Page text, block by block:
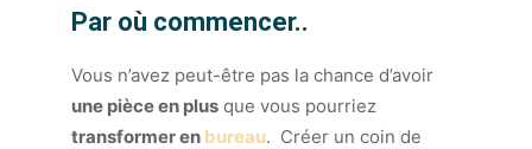
Par où commencer..
Vous n’avez peut-être pas la chance d’avoir
une pièce en plus que vous pourriez
transformer en bureau. Créer un coin de